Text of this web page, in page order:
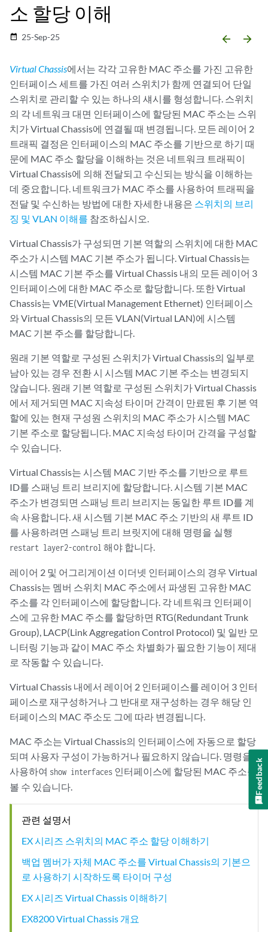
소 할당 이해
date_range 25-Sep-25 arrow_backward arrow_forward
Virtual Chassis에서는 각각 고유한 MAC 주소를 가진 고유한
인터페이스 세트를 가진 여러 스위치가 함께 연결되어 단일
스위치로 관리할 수 있는 하나의 섀시를 형성합니다. 스위치
의 각 네트워크 대면 인터페이스에 할당된 MAC 주소는 스위
치가 Virtual Chassis에 연결될 때 변경됩니다. 모든 레이어 2
트래픽 결정은 인터페이스의 MAC 주소를 기반으로 하기 때
문에 MAC 주소 할당을 이해하는 것은 네트워크 트래픽이
Virtual Chassis에 의해 전달되고 수신되는 방식을 이해하는
데 중요합니다. 네트워크가 MAC 주소를 사용하여 트래픽을
전달 및 수신하는 방법에 대한 자세한 내용은 스위치의 브리
징 및 VLAN 이해를 참조하십시오.
Virtual Chassis가 구성되면 기본 역할의 스위치에 대한 MAC
주소가 시스템 MAC 기본 주소가 됩니다. Virtual Chassis는
시스템 MAC 기본 주소를 Virtual Chassis 내의 모든 레이어 3
인터페이스에 대한 MAC 주소로 할당합니다. 또한 Virtual
Chassis는 VME(Virtual Management Ethernet) 인터페이스
와 Virtual Chassis의 모든 VLAN(Virtual LAN)에 시스템
MAC 기본 주소를 할당합니다.
원래 기본 역할로 구성된 스위치가 Virtual Chassis의 일부로
남아 있는 경우 전환 시 시스템 MAC 기본 주소는 변경되지
않습니다. 원래 기본 역할로 구성된 스위치가 Virtual Chassis
에서 제거되면 MAC 지속성 타이머 간격이 만료된 후 기본 역
할에 있는 현재 구성원 스위치의 MAC 주소가 시스템 MAC
기본 주소로 할당됩니다. MAC 지속성 타이머 간격을 구성할
수 있습니다.
Virtual Chassis는 시스템 MAC 기반 주소를 기반으로 루트
ID를 스패닝 트리 브리지에 할당합니다. 시스템 기본 MAC
주소가 변경되면 스패닝 트리 브리지는 동일한 루트 ID를 계
속 사용합니다. 새 시스템 기본 MAC 주소 기반의 새 루트 ID
를 사용하려면 스패닝 트리 브릿지에 대해 명령을 실행
restart layer2-control 해야 합니다.
레이어 2 및 어그리게이션 이더넷 인터페이스의 경우 Virtual
Chassis는 멤버 스위치 MAC 주소에서 파생된 고유한 MAC
주소를 각 인터페이스에 할당합니다. 각 네트워크 인터페이
스에 고유한 MAC 주소를 할당하면 RTG(Redundant Trunk
Group), LACP(Link Aggregation Control Protocol) 및 일반 모
니터링 기능과 같이 MAC 주소 차별화가 필요한 기능이 제대
로 작동할 수 있습니다.
Virtual Chassis 내에서 레이어 2 인터페이스를 레이어 3 인터
페이스로 재구성하거나 그 반대로 재구성하는 경우 해당 인
터페이스의 MAC 주소도 그에 따라 변경됩니다.
MAC 주소는 Virtual Chassis의 인터페이스에 자동으로 할당
되며 사용자 구성이 가능하거나 필요하지 않습니다. 명령을
사용하여 show interfaces 인터페이스에 할당된 MAC 주소를
볼 수 있습니다.
관련 설명서
EX 시리즈 스위치의 MAC 주소 할당 이해하기
백업 멤버가 자체 MAC 주소를 Virtual Chassis의 기본으
로 사용하기 시작하도록 타이머 구성
EX 시리즈 Virtual Chassis 이해하기
EX8200 Virtual Chassis 개요
Feedback